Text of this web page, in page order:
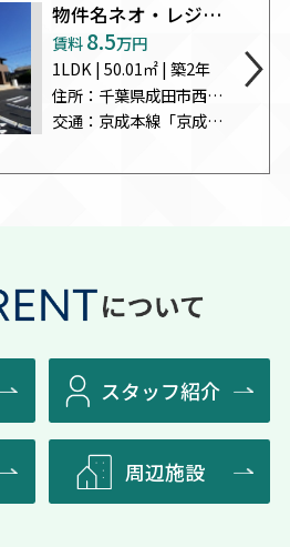
物件名ネオ・レジデンスＪ
賃料8.5万円
1LDK | 50.01㎡ | 築2年
住所：千葉県成田市西三里塚２５７-１１
交通：京成本線「京成成田」駅 バス23分 「根木名台」 停歩2分
スタッフ紹介
周辺施設